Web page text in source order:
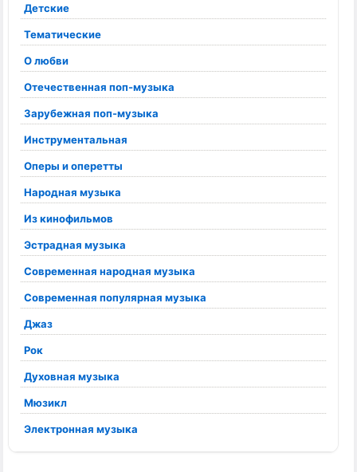
Детские
Тематические
О любви
Отечественная поп-музыка
Зарубежная поп-музыка
Инструментальная
Оперы и оперетты
Народная музыка
Из кинофильмов
Эстрадная музыка
Современная народная музыка
Современная популярная музыка
Джаз
Рок
Духовная музыка
Мюзикл
Электронная музыка